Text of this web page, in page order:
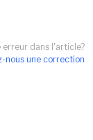
erreur dans l'article?
nous une correction